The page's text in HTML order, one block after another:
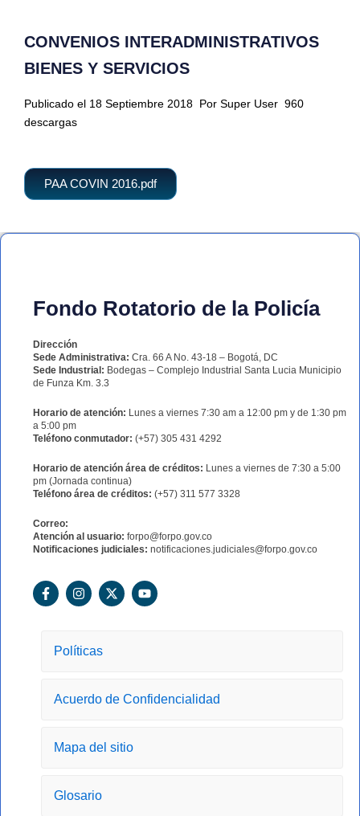
CONVENIOS INTERADMINISTRATIVOS
BIENES Y SERVICIOS
Publicado el 18 Septiembre 2018 Por Super User 960
descargas
PAA COVIN 2016.pdf
Fondo Rotatorio de la Policía
Dirección
Sede Administrativa: Cra. 66 A No. 43-18 – Bogotá, DC
Sede Industrial: Bodegas – Complejo Industrial Santa Lucia Municipio
de Funza Km. 3.3
Horario de atención: Lunes a viernes 7:30 am a 12:00 pm y de 1:30 pm
a 5:00 pm
Teléfono conmutador: (+57) 305 431 4292
Horario de atención área de créditos: Lunes a viernes de 7:30 a 5:00
pm (Jornada continua)
Teléfono área de créditos: (+57) 311 577 3328
Correo:
Atención al usuario: forpo@forpo.gov.co
Notificaciones judiciales: notificaciones.judiciales@forpo.gov.co
F
a
I
n
g
X
-
Y
o
Políticas
Acuerdo de Confidencialidad
Mapa del sitio
Glosario